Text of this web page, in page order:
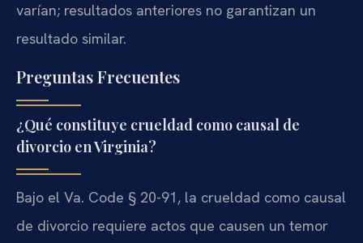
varían; resultados anteriores no garantizan un
resultado similar.
Preguntas Frecuentes
¿Qué constituye crueldad como causal de
divorcio en Virginia?
Bajo el Va. Code § 20-91, la crueldad como causal
de divorcio requiere actos que causen un temor